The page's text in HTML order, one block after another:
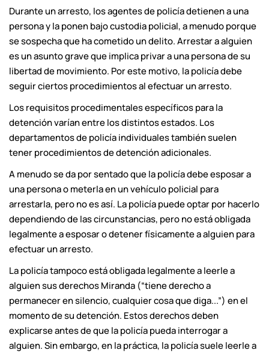
Durante un arresto, los agentes de policía detienen a una
persona y la ponen bajo custodia policial, a menudo porque
se sospecha que ha cometido un delito. Arrestar a alguien
es un asunto grave que implica privar a una persona de su
libertad de movimiento. Por este motivo, la policía debe
seguir ciertos procedimientos al efectuar un arresto.
Los requisitos procedimentales específicos para la
detención varían entre los distintos estados. Los
departamentos de policía individuales también suelen
tener procedimientos de detención adicionales.
A menudo se da por sentado que la policía debe esposar a
una persona o meterla en un vehículo policial para
arrestarla, pero no es así. La policía puede optar por hacerlo
dependiendo de las circunstancias, pero no está obligada
legalmente a esposar o detener físicamente a alguien para
efectuar un arresto.
La policía tampoco está obligada legalmente a leerle a
alguien sus derechos Miranda (“tiene derecho a
permanecer en silencio, cualquier cosa que diga...”) en el
momento de su detención. Estos derechos deben
explicarse antes de que la policía pueda interrogar a
alguien. Sin embargo, en la práctica, la policía suele leerle a